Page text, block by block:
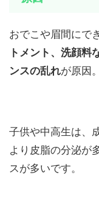
おでこや眉間にで
トメント、洗顔料
ンスの乱れが原因。
子供や中高生は、
より皮脂の分泌が
スが多いです。